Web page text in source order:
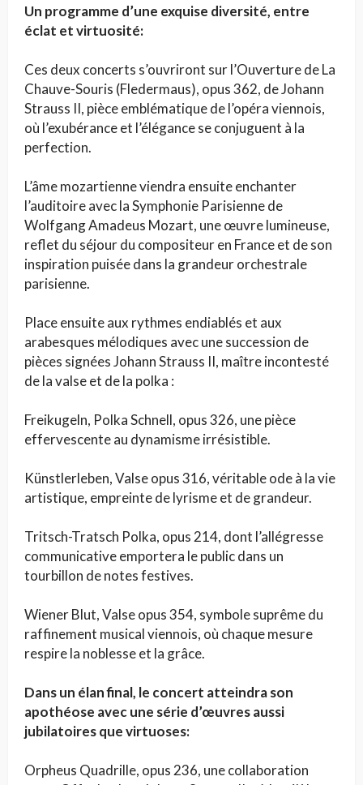
Un programme d’une exquise diversité, entre
éclat et virtuosité:
Ces deux concerts s’ouvriront sur l’Ouverture de La
Chauve-Souris (Fledermaus), opus 362, de Johann
Strauss II, pièce emblématique de l’opéra viennois,
où l’exubérance et l’élégance se conjuguent à la
perfection.
L’âme mozartienne viendra ensuite enchanter
l’auditoire avec la Symphonie Parisienne de
Wolfgang Amadeus Mozart, une œuvre lumineuse,
reflet du séjour du compositeur en France et de son
inspiration puisée dans la grandeur orchestrale
parisienne.
Place ensuite aux rythmes endiablés et aux
arabesques mélodiques avec une succession de
pièces signées Johann Strauss II, maître incontesté
de la valse et de la polka :
Freikugeln, Polka Schnell, opus 326, une pièce
effervescente au dynamisme irrésistible.
Künstlerleben, Valse opus 316, véritable ode à la vie
artistique, empreinte de lyrisme et de grandeur.
Tritsch-Tratsch Polka, opus 214, dont l’allégresse
communicative emportera le public dans un
tourbillon de notes festives.
Wiener Blut, Valse opus 354, symbole suprême du
raffinement musical viennois, où chaque mesure
respire la noblesse et la grâce.
Dans un élan final, le concert atteindra son
apothéose avec une série d’œuvres aussi
jubilatoires que virtuoses:
Orpheus Quadrille, opus 236, une collaboration